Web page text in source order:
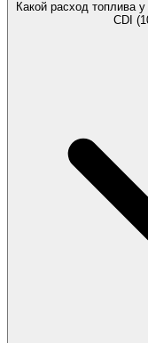
Какой расход топлива
CDI